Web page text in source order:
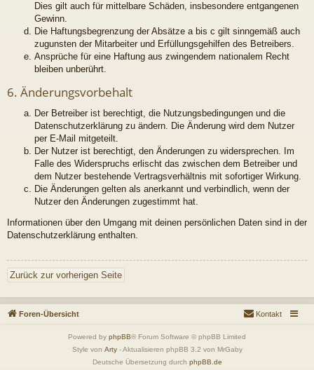
Dies gilt auch für mittelbare Schäden, insbesondere entgangenen
Gewinn.
Die Haftungsbegrenzung der Absätze a bis c gilt sinngemäß auch
zugunsten der Mitarbeiter und Erfüllungsgehilfen des Betreibers.
Ansprüche für eine Haftung aus zwingendem nationalem Recht
bleiben unberührt.
6. Änderungsvorbehalt
Der Betreiber ist berechtigt, die Nutzungsbedingungen und die
Datenschutzerklärung zu ändern. Die Änderung wird dem Nutzer
per E-Mail mitgeteilt.
Der Nutzer ist berechtigt, den Änderungen zu widersprechen. Im
Falle des Widerspruchs erlischt das zwischen dem Betreiber und
dem Nutzer bestehende Vertragsverhältnis mit sofortiger Wirkung.
Die Änderungen gelten als anerkannt und verbindlich, wenn der
Nutzer den Änderungen zugestimmt hat.
Informationen über den Umgang mit deinen persönlichen Daten sind in der
Datenschutzerklärung enthalten.
Zurück zur vorherigen Seite
Foren-Übersicht Kontakt
Powered by phpBB® Forum Software © phpBB Limited
Style von Arty- Aktualisieren phpBB 3.2 von MrGaby
Deutsche Übersetzung durch phpBB.de